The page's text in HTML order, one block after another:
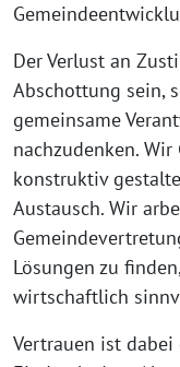
Der Verlust an
Abschottung sein,
gemeinsame
nachzudenken.
konstruktiv
Austausch. Wir
Lösungen zu
wirtschaftlich
Vertrauen ist dabei